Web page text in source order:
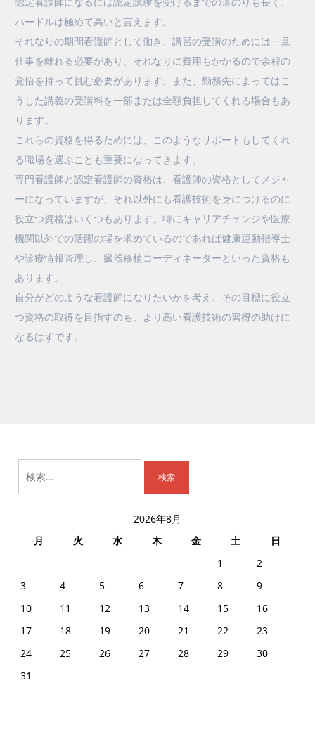
ハードルは極めて高いと言えます。
それなりの期間看護師として働き、講習の受講のためには一旦
仕事を離れる必要があり、それなりに費用もかかるので余程の
覚悟を持って挑む必要があります。また、勤務先によってはこ
うした講義の受講料を一部または全額負担してくれる場合もあ
ります。
これらの資格を得るためには、このようなサポートもしてくれ
る職場を選ぶことも重要になってきます。
専門看護師と認定看護師の資格は、看護師の資格としてメジャ
ーになっていますが、それ以外にも看護技術を身につけるのに
役立つ資格はいくつもあります。特にキャリアチェンジや医療
機関以外での活躍の場を求めているのであれば健康運動指導士
や診療情報管理し、臓器移植コーディネーターといった資格も
あります。
自分がどのような看護師になりたいかを考え、その目標に役立
つ資格の取得を目指すのも、より高い看護技術の習得の助けに
なるはずです。
2026年8月
月
火 水 木 金 土
日
1
2
3
4 5 6 7 8
9
10
11 12 13 14 15
16
17
18 19 20 21 22
23
24
25 26 27 28 29
30
31